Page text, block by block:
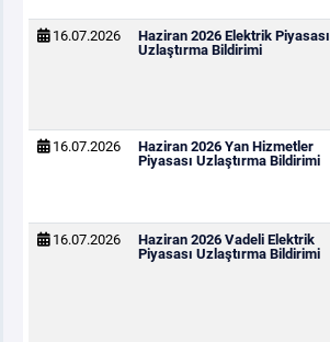
16.07.2026
Haziran 2026 Elektrik Piyasası
Uzlaştırma Bildirimi
16.07.2026
Haziran 2026 Yan Hizmetler
Piyasası Uzlaştırma Bildirimi
16.07.2026
Haziran 2026 Vadeli Elektrik
Piyasası Uzlaştırma Bildirimi